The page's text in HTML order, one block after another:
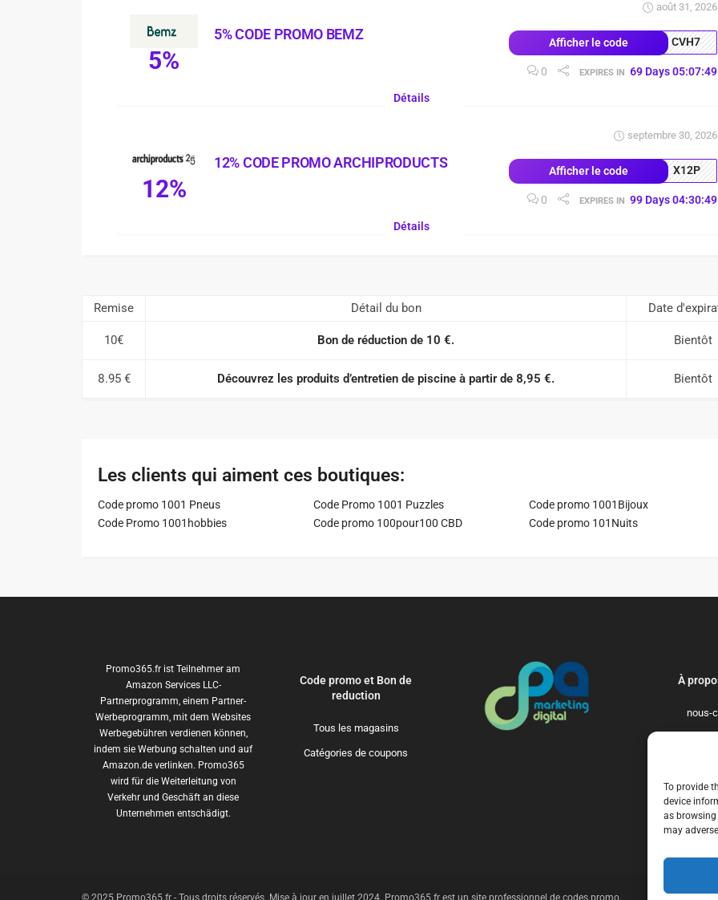
To provide
device
as
may
5%
5% CODE PROMO BEMZ
août 31, 2026
Afficher le code CVH7
0 EXPIRES IN 69 Days 05:07:48
Détails
12%
12% CODE PROMO ARCHIPRODUCTS
septembre 30, 2026
Afficher le code X12P
0 EXPIRES IN 99 Days 04:30:48
Détails
Remise Détail du bon Date
10€ Bon de réduction de 10 €. Bientôt
8.95 € Découvrez les produits d’entretien de piscine à partir de 8,95 €. Bientôt
Les clients qui aiment ces boutiques:
Code promo 1001 Pneus Code Promo 1001 Puzzles
Code promo 1001Bijoux
Code Promo 1001hobbies
Code promo 100pour100 CBD Code promo 101Nuits
Promo365.fr ist Teilnehmer am
Amazon Services LLC-
Partnerprogramm, einem Partner-
Werbeprogramm, mit dem Websites
Werbegebühren verdienen können,
indem sie Werbung schalten und auf
Amazon.de verlinken. Promo365
wird für die Weiterleitung von
Verkehr und Geschäft an diese
Unternehmen entschädigt.
Code promo et Bon de
reduction
Tous les magasins
Catégories de coupons
À
nous-